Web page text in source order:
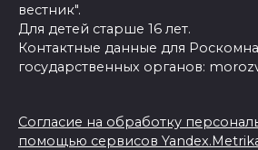
вестник".
Для детей старше 16 лет.
Контактные данные для
государственных органов:
Согласие на обработку
помощью сервисов